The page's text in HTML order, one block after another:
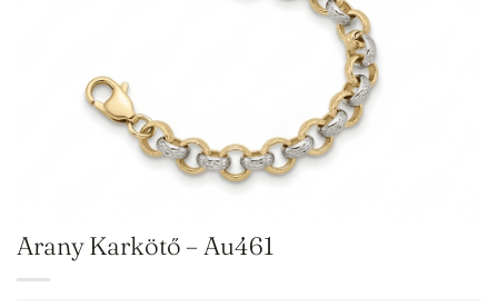
Arany Karkötő – Au461